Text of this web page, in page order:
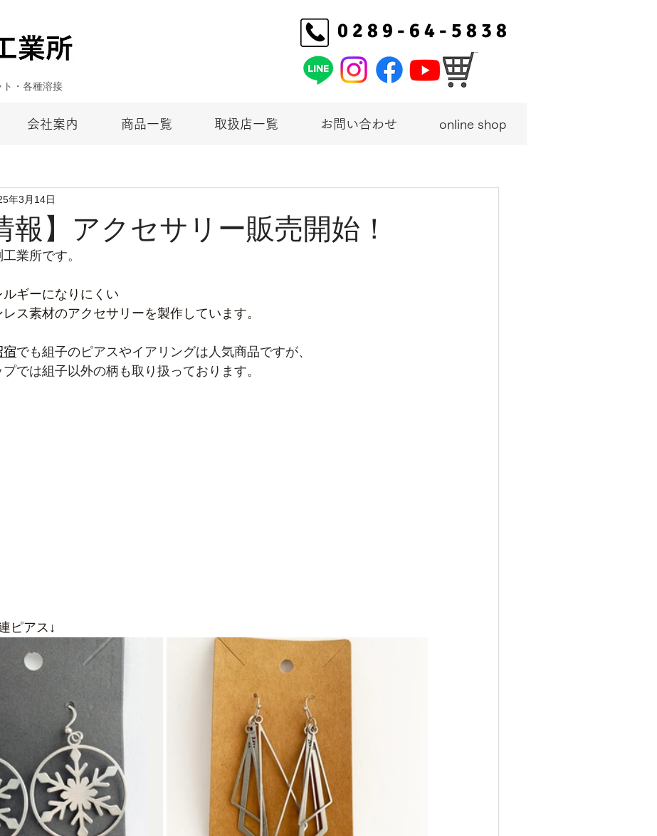
・各種溶接
0 2 8 9 - 6 4 - 5 8 3 8
会社案内 商品一覧 取扱店一覧 お問い合わせ online shop
報】アクセサリー販売開始！
年3月14日
業所です。
ギーになりにくい
ス素材のアクセサリーを製作しています。
宿でも組子のピアスやイアリングは人気商品ですが、
では組子以外の柄も取り扱っております。
ピアス↓